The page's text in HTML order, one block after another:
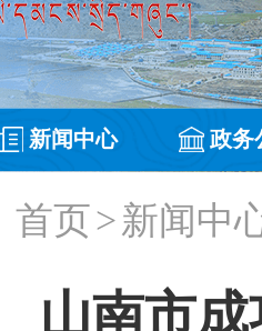
新闻中心 政务
首页>新闻中
山南市